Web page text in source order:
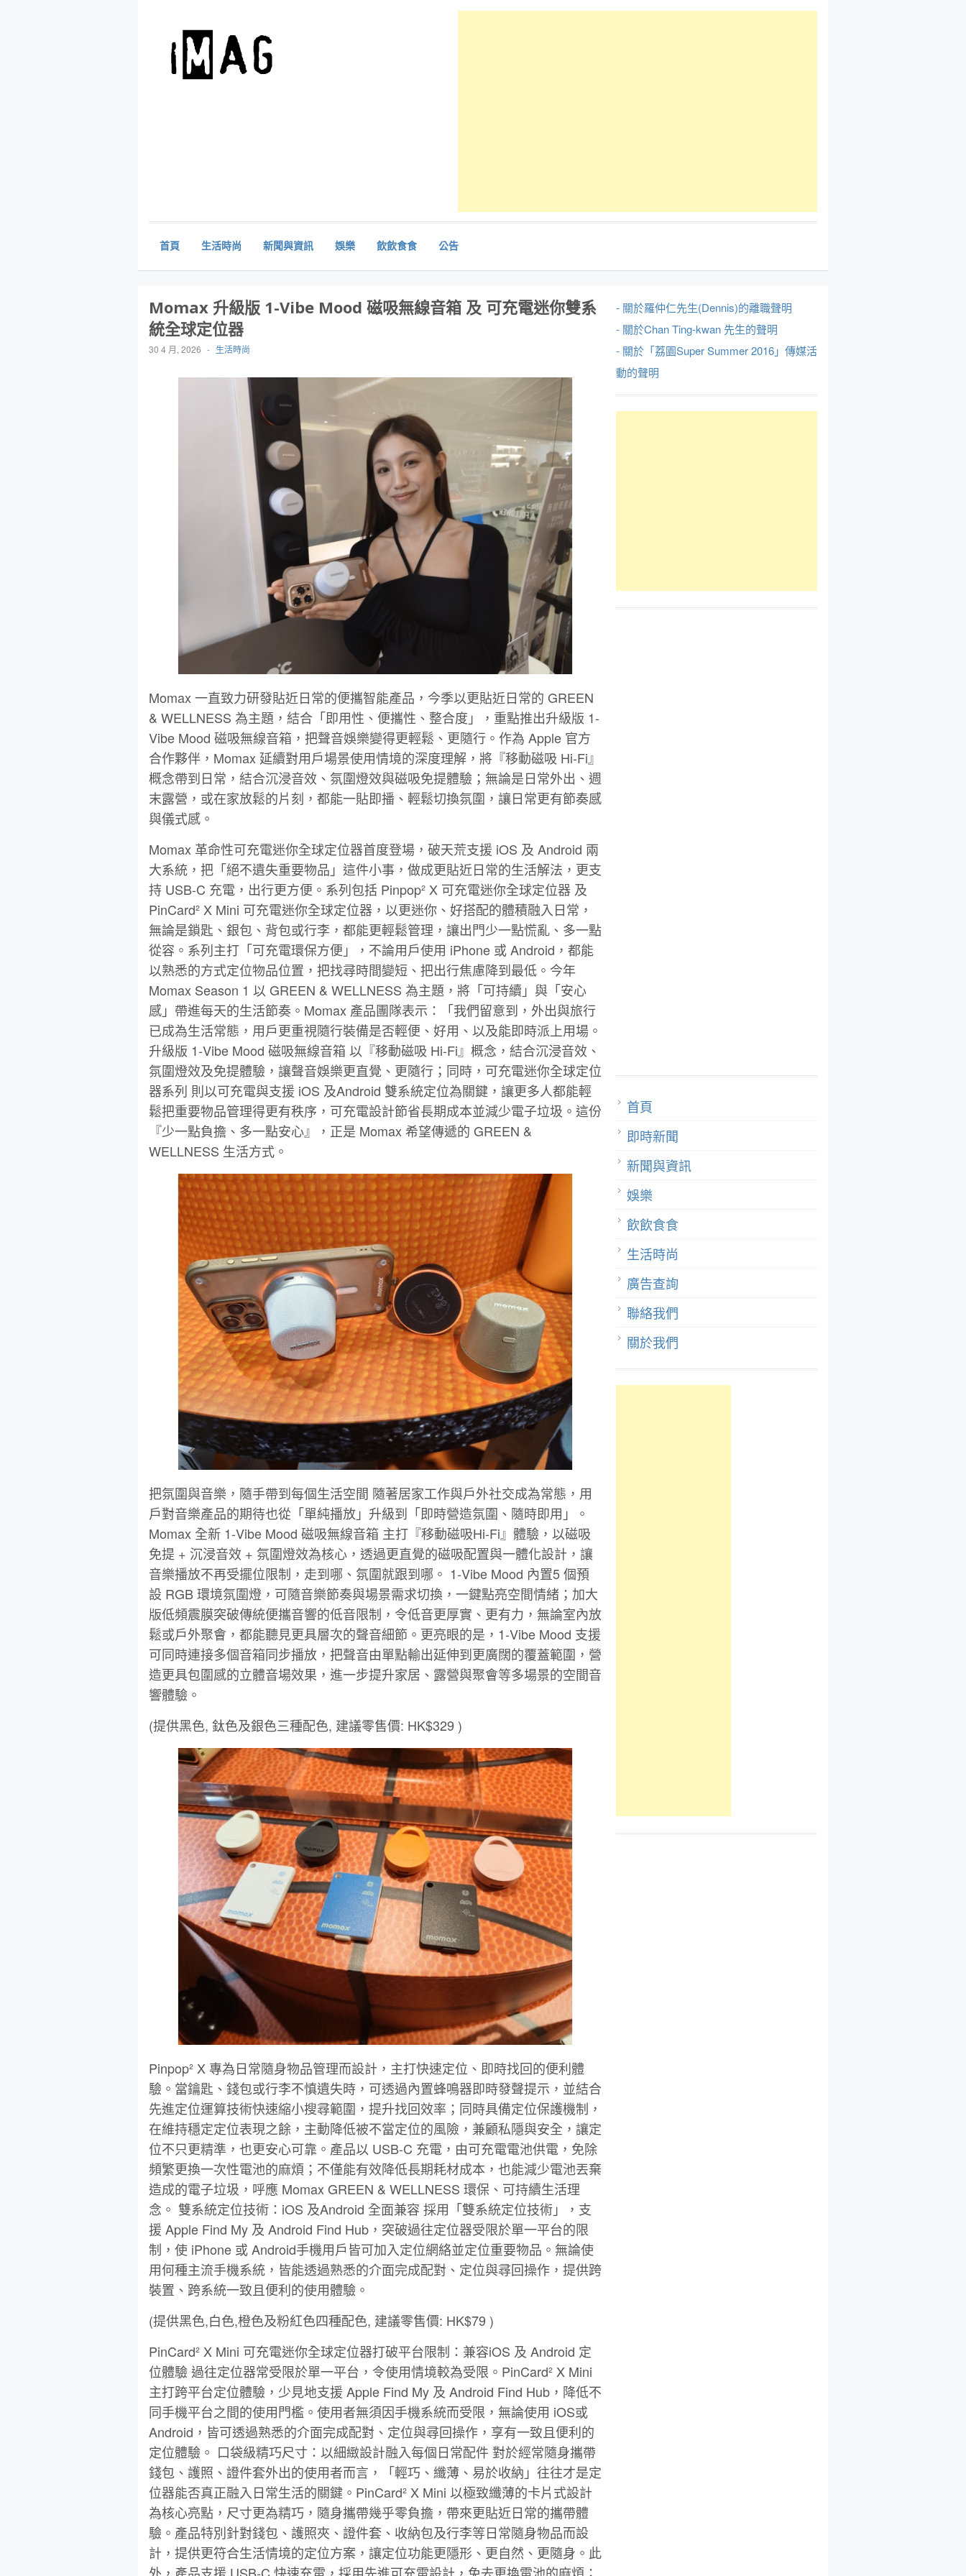
首頁 生活時尚 新聞與資訊 娛樂 飲飲食食 公告
Momax 升級版 1-Vibe Mood 磁吸無線音箱 及 可充電迷你雙系
統全球定位器
30 4 月, 2026 - 生活時尚
Momax 一直致力研發貼近日常的便攜智能產品，今季以更貼近日常的 GREEN
& WELLNESS 為主題，結合「即用性、便攜性、整合度」，重點推出升級版 1-
Vibe Mood 磁吸無線音箱，把聲音娛樂變得更輕鬆、更隨行。作為 Apple 官方
合作夥伴，Momax 延續對用戶場景使用情境的深度理解，將『移動磁吸 Hi-Fi』
概念帶到日常，結合沉浸音效、氛圍燈效與磁吸免提體驗；無論是日常外出、週
末露營，或在家放鬆的片刻，都能一貼即播、輕鬆切換氛圍，讓日常更有節奏感
與儀式感。
Momax 革命性可充電迷你全球定位器首度登場，破天荒支援 iOS 及 Android 兩
大系統，把「絕不遺失重要物品」這件小事，做成更貼近日常的生活解法，更支
持 USB-C 充電，出行更方便。系列包括 Pinpop² X 可充電迷你全球定位器 及
PinCard² X Mini 可充電迷你全球定位器，以更迷你、好搭配的體積融入日常，
無論是鎖匙、銀包、背包或行李，都能更輕鬆管理，讓出門少一點慌亂、多一點
從容。系列主打「可充電環保方便」，不論用戶使用 iPhone 或 Android，都能
以熟悉的方式定位物品位置，把找尋時間變短、把出行焦慮降到最低。今年
Momax Season 1 以 GREEN & WELLNESS 為主題，將「可持續」與「安心
感」帶進每天的生活節奏。Momax 產品團隊表示：「我們留意到，外出與旅行
已成為生活常態，用戶更重視隨行裝備是否輕便、好用、以及能即時派上用場。
升級版 1-Vibe Mood 磁吸無線音箱 以『移動磁吸 Hi-Fi』概念，結合沉浸音效、
氛圍燈效及免提體驗，讓聲音娛樂更直覺、更隨行；同時，可充電迷你全球定位
器系列 則以可充電與支援 iOS 及Android 雙系統定位為關鍵，讓更多人都能輕
鬆把重要物品管理得更有秩序，可充電設計節省長期成本並減少電子垃圾。這份
『少一點負擔、多一點安心』，正是 Momax 希望傳遞的 GREEN &
WELLNESS 生活方式。
把氛圍與音樂，隨手帶到每個生活空間 隨著居家工作與戶外社交成為常態，用
戶對音樂產品的期待也從「單純播放」升級到「即時營造氛圍、隨時即用」。
Momax 全新 1-Vibe Mood 磁吸無線音箱 主打『移動磁吸Hi-Fi』體驗，以磁吸
免提 + 沉浸音效 + 氛圍燈效為核心，透過更直覺的磁吸配置與一體化設計，讓
音樂播放不再受擺位限制，走到哪、氛圍就跟到哪。 1-Vibe Mood 內置5 個預
設 RGB 環境氛圍燈，可隨音樂節奏與場景需求切換，一鍵點亮空間情緒；加大
版低頻震膜突破傳統便攜音響的低音限制，令低音更厚實、更有力，無論室內放
鬆或戶外聚會，都能聽見更具層次的聲音細節。更亮眼的是，1-Vibe Mood 支援
可同時連接多個音箱同步播放，把聲音由單點輸出延伸到更廣闊的覆蓋範圍，營
造更具包圍感的立體音場效果，進一步提升家居、露營與聚會等多場景的空間音
響體驗。
(提供黑色, 鈦色及銀色三種配色, 建議零售價: HK$329 )
Pinpop² X 專為日常隨身物品管理而設計，主打快速定位、即時找回的便利體
驗。當鑰匙、錢包或行李不慎遺失時，可透過內置蜂鳴器即時發聲提示，並結合
先進定位運算技術快速縮小搜尋範圍，提升找回效率；同時具備定位保護機制，
在維持穩定定位表現之餘，主動降低被不當定位的風險，兼顧私隱與安全，讓定
位不只更精準，也更安心可靠。產品以 USB-C 充電，由可充電電池供電，免除
頻繁更換一次性電池的麻煩；不僅能有效降低長期耗材成本，也能減少電池丟棄
造成的電子垃圾，呼應 Momax GREEN & WELLNESS 環保、可持續生活理
念。 雙系統定位技術：iOS 及Android 全面兼容 採用「雙系統定位技術」，支
援 Apple Find My 及 Android Find Hub，突破過往定位器受限於單一平台的限
制，使 iPhone 或 Android手機用戶皆可加入定位網絡並定位重要物品。無論使
用何種主流手機系統，皆能透過熟悉的介面完成配對、定位與尋回操作，提供跨
裝置、跨系統一致且便利的使用體驗。
(提供黑色,白色,橙色及粉紅色四種配色, 建議零售價: HK$79 )
PinCard² X Mini 可充電迷你全球定位器打破平台限制：兼容iOS 及 Android 定
位體驗 過往定位器常受限於單一平台，令使用情境較為受限。PinCard² X Mini
主打跨平台定位體驗，少見地支援 Apple Find My 及 Android Find Hub，降低不
同手機平台之間的使用門檻。使用者無須因手機系統而受限，無論使用 iOS或
Android，皆可透過熟悉的介面完成配對、定位與尋回操作，享有一致且便利的
定位體驗。 口袋級精巧尺寸：以細緻設計融入每個日常配件 對於經常隨身攜帶
錢包、護照、證件套外出的使用者而言，「輕巧、纖薄、易於收納」往往才是定
位器能否真正融入日常生活的關鍵。PinCard² X Mini 以極致纖薄的卡片式設計
為核心亮點，尺寸更為精巧，隨身攜帶幾乎零負擔，帶來更貼近日常的攜帶體
驗。產品特別針對錢包、護照夾、證件套、收納包及行李等日常隨身物品而設
計，提供更符合生活情境的定位方案，讓定位功能更隱形、更自然、更隨身。此
外，產品支援 USB-C 快速充電，採用先進可充電設計，免去更換電池的麻煩；
- 關於羅仲仁先生(Dennis)的離職聲明
- 關於Chan Ting-kwan 先生的聲明
- 關於「荔園Super Summer 2016」傳媒活
動的聲明
首頁
即時新聞
新聞與資訊
娛樂
飲飲食食
生活時尚
廣告查詢
聯絡我們
關於我們